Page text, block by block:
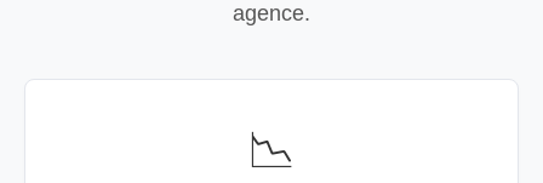
agence.
📉